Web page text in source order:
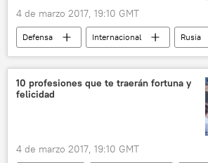
4 de marzo 2017, 19:10 GMT
Defensa Internacional
Rusia
Chechenia
Ramzán Kadírov
todoterreno
buggy
10 profesiones que te traerán fortuna y
felicidad
4 de marzo 2017, 19:10 GMT